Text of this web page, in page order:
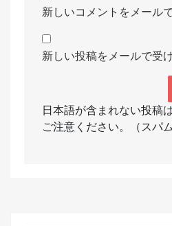
新しいコメントをメール
新しい投稿をメールで受
日本語が含まれない投稿
ご注意ください。（スパ